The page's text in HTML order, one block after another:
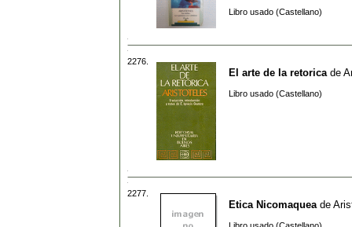
Libro usado (Castellano)
2276.
El arte de la retorica de
Libro usado (Castellano)
2277.
Etica Nicomaquea de